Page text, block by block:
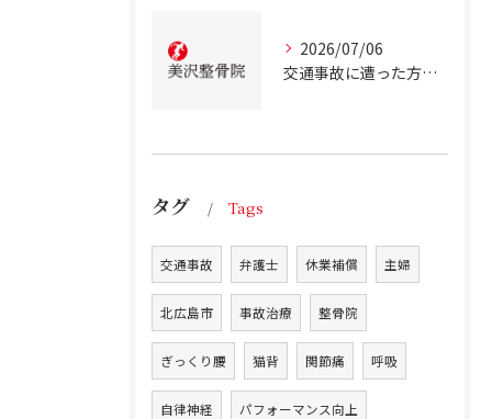
2026/07/06
交通事故に遭った方のための北海道北広島市での事故治療と安心サポートガイド
タグ Tags
交通事故 弁護士 休業補償 主婦
北広島市 事故治療 整骨院
ぎっくり腰 猫背 関節痛 呼吸
自律神経 パフォーマンス向上